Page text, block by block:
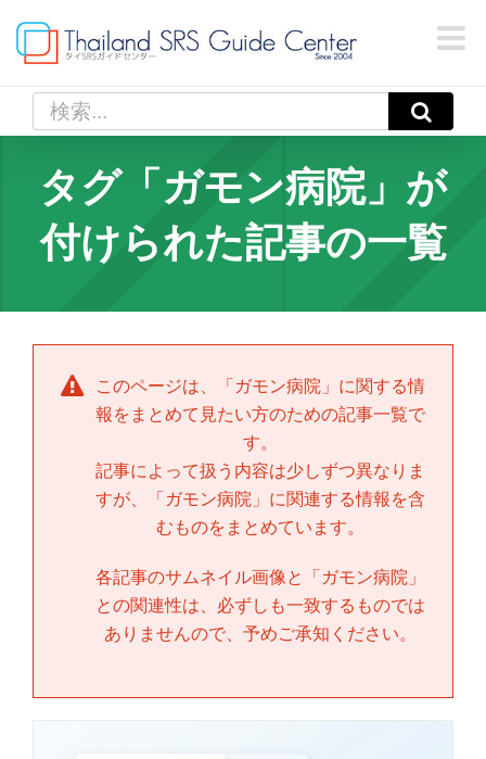
content
索
タグ「ガモン病院」が
付けられた記事の一覧
このページは、「 ガモン病院 」に関する情
報をまとめて見たい方のための記事一覧で
す。
記事によって扱う内容は少しずつ異なりま
すが、「 ガモン病院 」に関連する情報を含
むものをまとめています。
各記事のサムネイル画像と「 ガモン病院 」
との関連性は、必ずしも一致するものでは
ありませんので、予めご承知ください。